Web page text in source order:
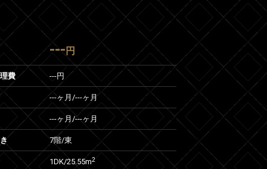
--- 円
費 ---円
---ヶ月 /---ヶ月
---ヶ月 /---ヶ月
7階/東
1DK/25.55m2